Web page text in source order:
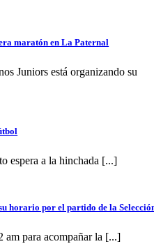
maratón en La Paternal
Juniors está organizando su
espera a la hinchada [...]
horario por el partido de la
am para acompañar la [...]